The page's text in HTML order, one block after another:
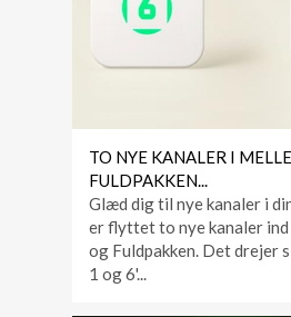
TO NYE KANALER I
FULDPAKKEN...
Glæd dig til nye kanaler i
er flyttet to nye kanaler ind
og Fuldpakken. Det drejer
1 og 6'...